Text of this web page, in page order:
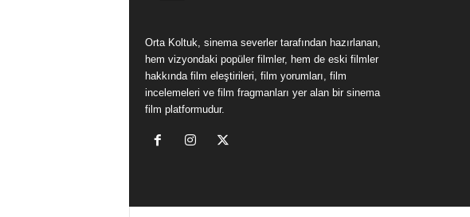
Orta Koltuk, sinema severler tarafından hazırlanan,
hem vizyondaki popüler filmler, hem de eski filmler
hakkında film eleştirileri, film yorumları, film
incelemeleri ve film fragmanları yer alan bir sinema
film platformudur.